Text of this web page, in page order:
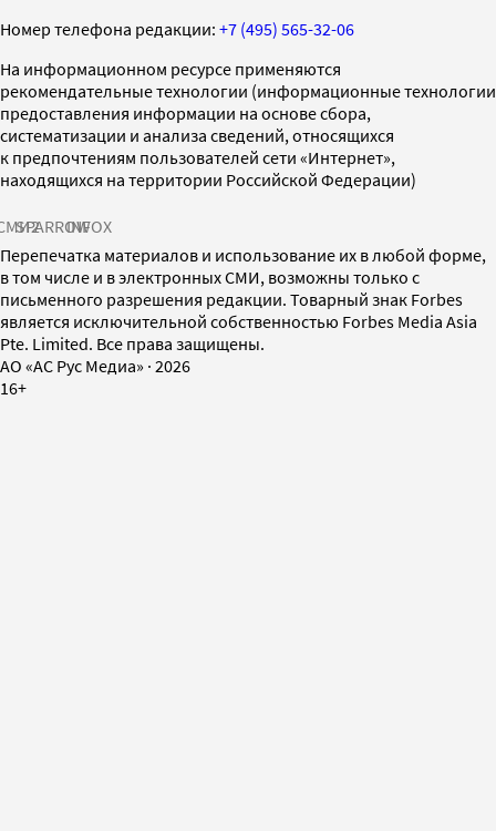
Номер телефона редакции: +7 (495) 565-32-06
На информационном ресурсе применяются
рекомендательные технологии (информационные технологии
предоставления информации на основе сбора,
систематизации и анализа сведений, относящихся
к предпочтениям пользователей сети «Интернет»,
находящихся на территории Российской Федерации)
SPARROWINFOX
Перепечатка материалов и использование их в любой форме,
в том числе и в электронных СМИ, возможны только с
письменного разрешения редакции. Товарный знак Forbes
является исключительной собственностью Forbes Media Asia
Pte. Limited. Все права защищены.
AO «АС Рус Медиа» · 2026
16+